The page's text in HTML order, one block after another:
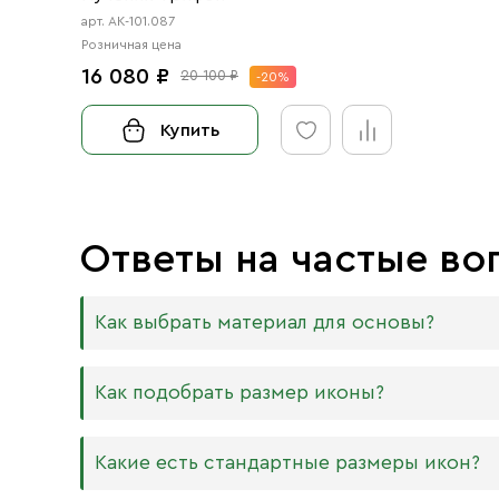
арт. АК-101.087
Розничная цена
16 080 ₽ 20 100 ₽ -20%
Купить
Ответы на частые
Как выбрать материал для основы?
Мы изготавливаем иконы на трёх разных видах
МДФ. Ламинированная древесно-
Как подобрать размер иконы?
Никаких строгих правил по тому, какого
Какие есть стандартные размеры икон?